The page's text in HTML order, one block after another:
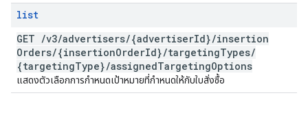
list
GET /v3/advertisers/{advertiserId}/insertion
Orders/{insertionOrderId}/targetingTypes/
{targetingType}/assignedTargetingOptions
แสดงตัวเลือกการกำหนดเป้าหมายที่กำหนดให้กับใบสั่งซื้อ